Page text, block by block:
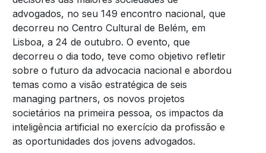
advogados, no seu 149 encontro nacional, que
decorreu no Centro Cultural de Belém, em
Lisboa, a 24 de outubro. O evento, que
decorreu o dia todo, teve como objetivo refletir
sobre o futuro da advocacia nacional e abordou
temas como a visão estratégica de seis
managing partners, os novos projetos
societários na primeira pessoa, os impactos da
inteligência artificial no exercício da profissão e
as oportunidades dos jovens advogados.